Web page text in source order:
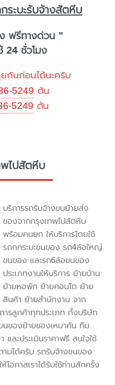
ระบะรับจ้างสัตหีบ
ฟรีทางด่วน "
24 ชั่วโมง
กันก่อนได้นะครับ
5249 ต้น
5249 ต้น
ไปสัตหีบ
บริการรถรับจ้างขนย้ายส่ง
ของจากกรุงเทพไปสัตหีบ
พร้อมคนยก ให้บริการโดยใช้
รถกกระบะขนของ รถ4ล้อใหญ่
ขนของ และรถ6ล้อขนของ
ประเภทงานให้บริการ ย้ายบ้าน
ย้ายหอพัก ย้ายคอนโด ย้าย
สินค้า ย้ายสำนักงาน จาก
ารลูกค้าทุกประเภท ทั้งบริษัท
นของย้ายของเหมาคัน ทีม
ละประเมินราคาฟรี สนใจใช้
มได้ครับ รถรับจ้างขนของ
อกาสเราได้รับใช้ท่านสักครั้ง